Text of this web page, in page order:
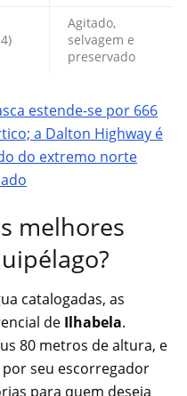
Agitado,
selvagem e
preservado
estende-se por 666
a Dalton Highway é
do extremo norte
melhores
catalogadas, as
de Ilhabela.
80 metros de altura, e
por seu escorregador
para quem deseja